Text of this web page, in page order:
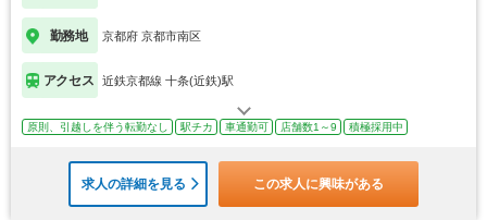
勤務地 京都府 京都市南区
アクセス 近鉄京都線 十条(近鉄)駅
原則、引越しを伴う転勤なし 駅チカ 車通勤可 店舗数1～9 積極採用中
求人の詳細を見る この求人に興味がある